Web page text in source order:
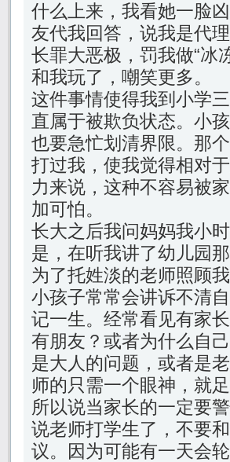
什么上来，我看她一脸
友代我回答，说我是代
长罪大恶极，罚我做“冰
和我玩了，嘲笑更多。
这件事情使得我到小学
直属于被欺负状态。小
也要急忙划清界限。那
打过我，使我觉得相对
力来说，这种不容易被
加可怕。
长大之后我问妈妈我小
是，在听我讲了幼儿园
为了托姓淡的老师照顾
小孩子常常会讲诉不清
记一生。经常看见有家
有朋友？或者为什么自
是大人的问题，或者是
师的只需一个眼神，就
所以说当家长的一定要
说老师打学生了，不要
议。因为可能有一天会